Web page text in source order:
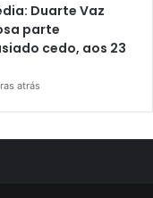
Duarte Vaz
parte
cedo, aos 23
atrás